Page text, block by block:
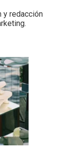
y redacción